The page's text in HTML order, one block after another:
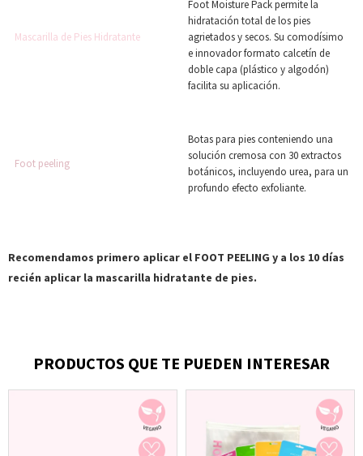
Mascarilla de Pies Hidratante
Foot Moisture Pack permite la
hidratación total de los pies
agrietados y secos. Su comodísimo
e innovador formato calcetín de
doble capa (plástico y algodón)
facilita su aplicación.
Foot peeling
Botas para pies conteniendo una
solución cremosa con 30 extractos
botánicos, incluyendo urea, para un
profundo efecto exfoliante.
Recomendamos primero aplicar el FOOT PEELING y a los 10 días
recién aplicar la mascarilla hidratante de pies.
PRODUCTOS QUE TE PUEDEN INTERESAR